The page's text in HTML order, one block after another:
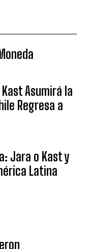
Asumirá la
Regresa a
Jara o Kast y
Latina